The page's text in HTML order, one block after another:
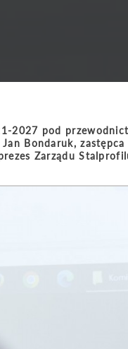
2027 pod
Bondaruk,
Zarządu